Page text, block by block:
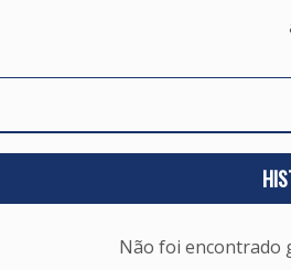
Não foi encontrado